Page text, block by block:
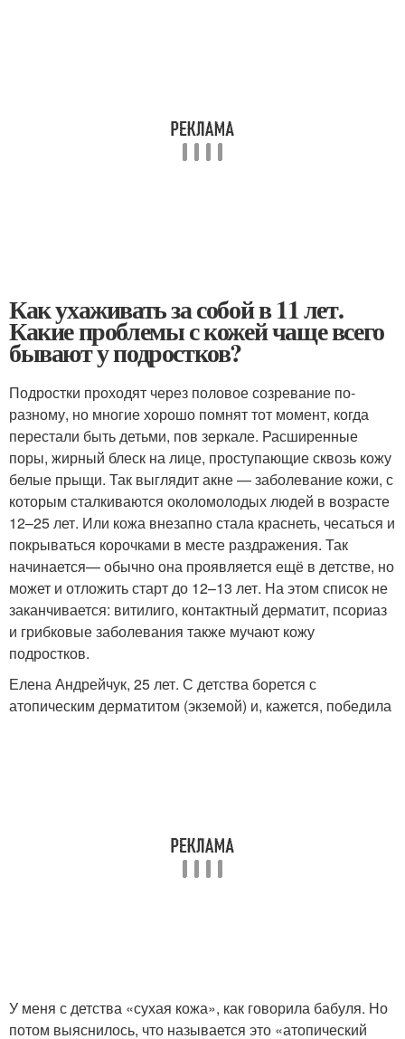
Как ухаживать за собой в 11 лет.
Какие проблемы с кожей чаще всего
бывают у подростков?
Подростки проходят через половое созревание по-
разному, но многие хорошо помнят тот момент, когда
перестали быть детьми, пов зеркале. Расширенные
поры, жирный блеск на лице, проступающие сквозь кожу
белые прыщи. Так выглядит акне — заболевание кожи, с
которым сталкиваются околомолодых людей в возрасте
12–25 лет. Или кожа внезапно стала краснеть, чесаться и
покрываться корочками в месте раздражения. Так
начинается— обычно она проявляется ещё в детстве, но
может и отложить старт до 12–13 лет. На этом список не
заканчивается: витилиго, контактный дерматит, псориаз
и грибковые заболевания также мучают кожу
подростков.
Елена Андрейчук, 25 лет. С детства борется с
атопическим дерматитом (экземой) и, кажется, победила
У меня с детства «сухая кожа», как говорила бабуля. Но
потом выяснилось, что называется это «атопический